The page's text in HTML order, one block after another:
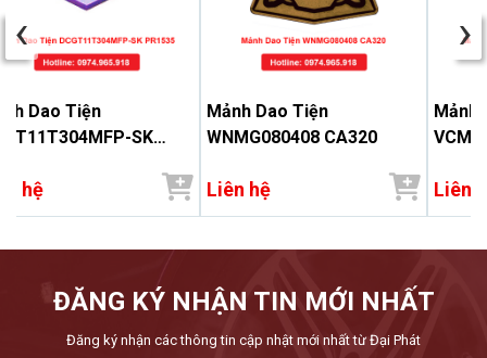
Dao Tiện
SK
hệ
Mảnh Dao Tiện
WNMG080408 CA320
Liên hệ
Mảnh
Liên
‹ ›
ĐĂNG KÝ NHẬN TIN MỚI NHẤT
Đăng ký nhận các thông tin cập nhật mới nhất từ Đại Phát